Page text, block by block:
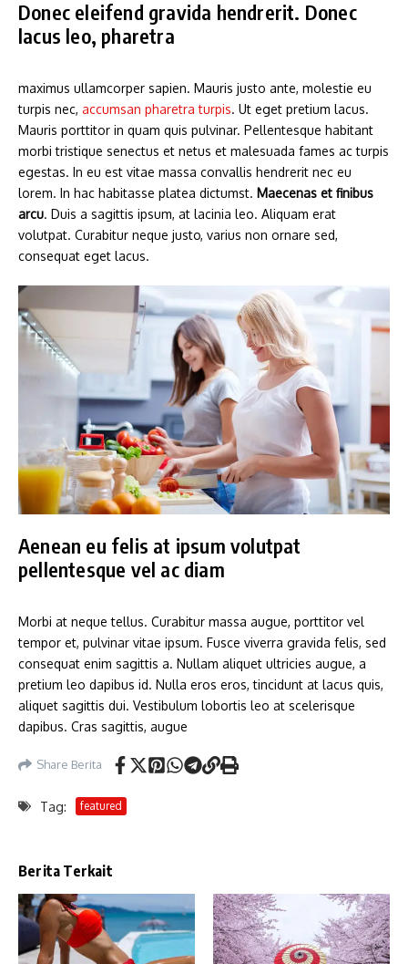
Donec eleifend gravida hendrerit. Donec
lacus leo, pharetra
maximus ullamcorper sapien. Mauris justo ante, molestie eu
turpis nec, accumsan pharetra turpis. Ut eget pretium lacus.
Mauris porttitor in quam quis pulvinar. Pellentesque habitant
morbi tristique senectus et netus et malesuada fames ac turpis
egestas. In eu est vitae massa convallis hendrerit nec eu
lorem. In hac habitasse platea dictumst. Maecenas et finibus
arcu. Duis a sagittis ipsum, at lacinia leo. Aliquam erat
volutpat. Curabitur neque justo, varius non ornare sed,
consequat eget lacus.
Aenean eu felis at ipsum volutpat
pellentesque vel ac diam
Morbi at neque tellus. Curabitur massa augue, porttitor vel
tempor et, pulvinar vitae ipsum. Fusce viverra gravida felis, sed
consequat enim sagittis a. Nullam aliquet ultricies augue, a
pretium leo dapibus id. Nulla eros eros, tincidunt at lacus quis,
aliquet sagittis dui. Vestibulum lobortis leo at scelerisque
dapibus. Cras sagittis, augue
Share Berita
Tag: featured
Berita Terkait